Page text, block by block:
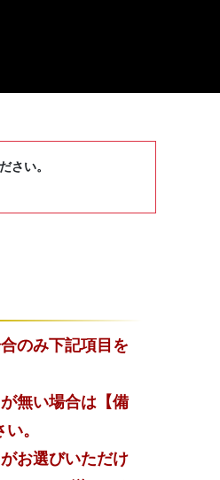
さい。
のみ下記項目を
無い場合は【備
。
お選びいただけ